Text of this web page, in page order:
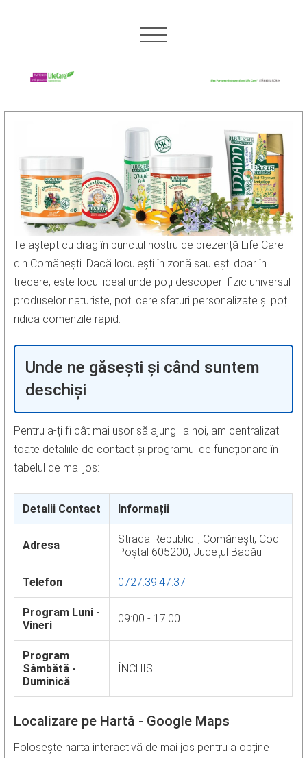
Te aștept cu drag în punctul nostru de prezență Life Care
din Comănești. Dacă locuiești în zonă sau ești doar în
trecere, este locul ideal unde poți descoperi fizic universul
produselor naturiste, poți cere sfaturi personalizate și poți
ridica comenzile rapid.
Unde ne găsești și când suntem
deschiși
Pentru a-ți fi cât mai ușor să ajungi la noi, am centralizat
toate detaliile de contact și programul de funcționare în
tabelul de mai jos:
Detalii Contact Informații
Adresa
Strada Republicii, Comănești, Cod
Poștal 605200, Județul Bacău
Telefon 0727.39.47.37
Program Luni -
Vineri
09:00 - 17:00
Program
Sâmbătă -
Duminică
ÎNCHIS
Localizare pe Hartă - Google Maps
Folosește harta interactivă de mai jos pentru a obține